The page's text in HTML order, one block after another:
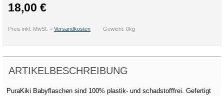
18,00 €
Preis inkl. MwSt. + Versandkosten Gewicht: 0kg
ARTIKELBESCHREIBUNG
PuraKiki Babyflaschen sind 100% plastik- und schadstofffrei. Gefertigt